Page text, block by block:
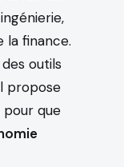
la finance.
des outils
propose
que